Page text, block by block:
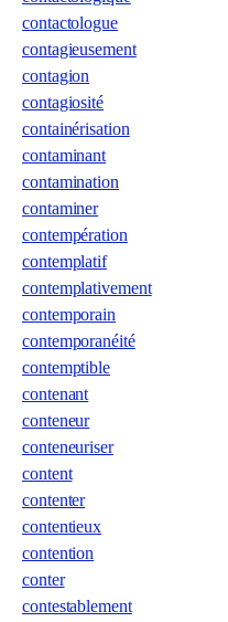
contactologue
contagieusement
contagion
contagiosité
containérisation
contaminant
contamination
contaminer
contempération
contemplatif
contemplativement
contemporain
contemporanéité
contemptible
contenant
conteneur
conteneuriser
content
contenter
contentieux
contention
conter
contestablement